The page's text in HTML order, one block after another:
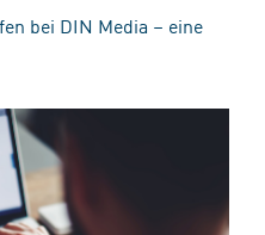
bei DIN Media – eine